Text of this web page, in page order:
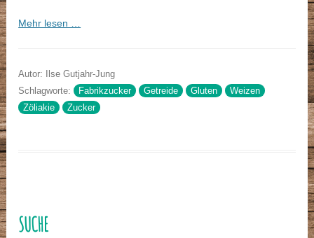
Mehr lesen …
Autor: Ilse Gutjahr-Jung
Schlagworte: Fabrikzucker Getreide Gluten
Weizen
Zöliakie
Zucker
SUCHE